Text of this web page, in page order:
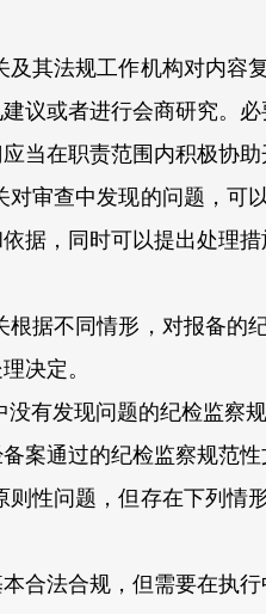
法规工作机构对内容复
议或者进行会商研究。
在职责范围内积极协助
查中发现的问题，可以
据，同时可以提出处理措
不同情形，对报备的纪
决定。
发现问题的纪检监察规
通过的纪检监察规范性
问题，但存在下列情形
法合规，但需要在执行